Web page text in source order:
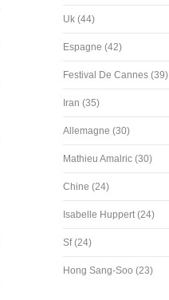
Uk (44)
Espagne (42)
Festival De Cannes (39)
Iran (35)
Allemagne (30)
Mathieu Amalric (30)
Chine (24)
Isabelle Huppert (24)
Sf (24)
Hong Sang-Soo (23)